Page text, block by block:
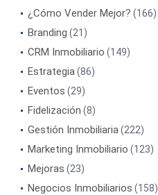
¿Cómo Vender Mejor? (166)
Branding (21)
CRM Inmobiliario (149)
Estrategia(86)
Eventos (29)
Fidelización (8)
Gestión Inmobiliaria(222)
Marketing Inmobiliario (123)
Mejoras (23)
Negocios Inmobiliarios (158)